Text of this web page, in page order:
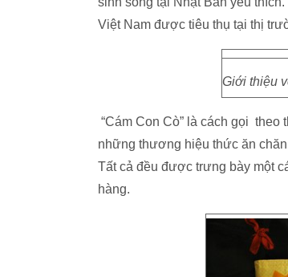
Việt Nam được tiêu thụ tại thị
Giới thiệu
“Cám Con Cò” là cách gọi
những thương hiệu thức ăn
Tất cả đều được trưng bày một
hàng.